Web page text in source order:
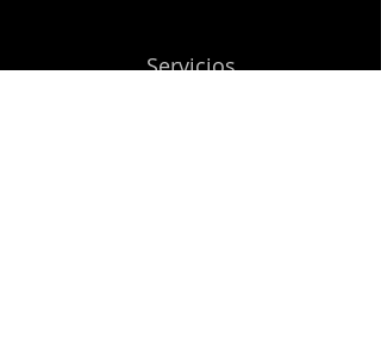
Servicios